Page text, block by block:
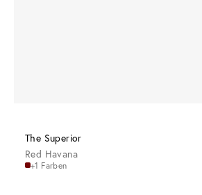
The Superior
Red Havana
+1 Farben